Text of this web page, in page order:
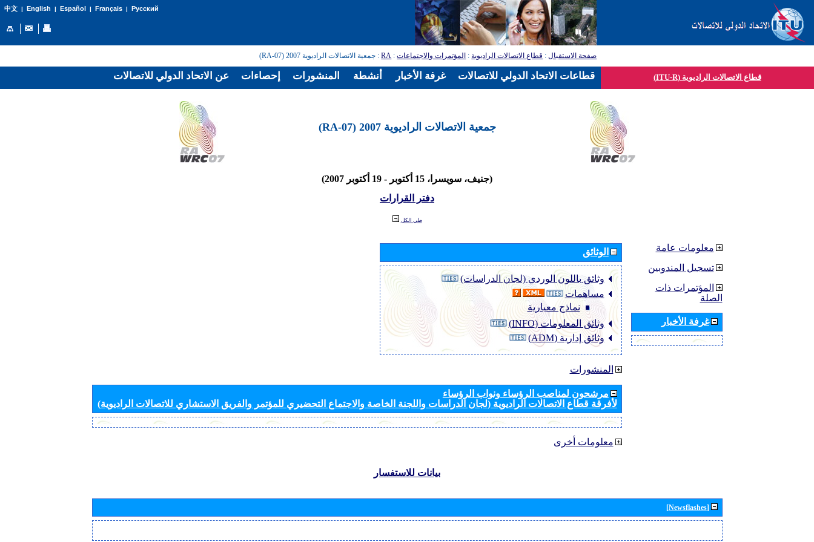
中文| English | Español | Français| Русский
صفحة الاستقبال: قطاع الاتصالات الراديوية: المؤتمرات والاجتماعات:
RA: جمعية الاتصالات الراديوية 2007 (RA-07)
قطاع الاتصالات الراديوية (ITU-R)
جمعية الاتصالات الراديوية 2007 (RA-07)
(جنيف، سويسرا، 15 أكتوبر - 19 أكتوبر 2007)
دفتر القرارات
طي الكل
الوثائق
وثائق باللون الوردي (لجان الدراسات)
مساهمات
نماذج معيارية
وثائق المعلومات (INFO)
وثائق إدارية (ADM)
المنشورات
مرشحون لمناصب الرؤساء ونواب الرؤساء
لأفرقة قطاع الاتصالات الراديوية (لجان الدراسات واللجنة الخاصة والاجتماع التحضيري للمؤتمر والفريق الاستشاري للاتصالات الراديوية)
معلومات أخرى
معلومات عامة
تسجيل المندوبين
المؤتمرات ذات
الصلة
غرفة الأخبار
بيانات للاستفسار
[Newsflashes]
عن الاتحاد الدولي للاتصالات إحصاءات المنشورات أنشطة غرفة الأخبار قطاعات الاتحاد الدولي للاتصالات